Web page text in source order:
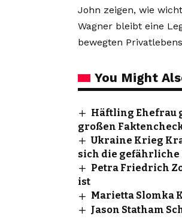
John zeigen, wie
Wagner bleibt eine
bewegten
You Might
Häftling Ehefrau
großen
Ukraine Krieg
sich die
Petra Friedrich
ist
Marietta Slomka
Jason Statham